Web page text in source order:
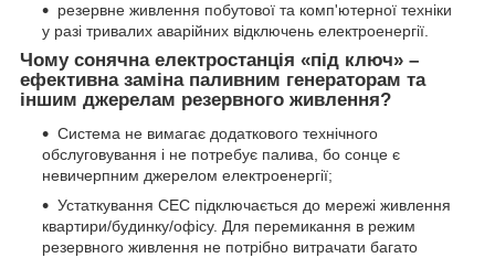
резервне живлення побутової та комп'ютерної техніки
у разі тривалих аварійних відключень електроенергії.
Чому сонячна електростанція «під ключ» –
ефективна заміна паливним генераторам та
іншим джерелам резервного живлення?
Система не вимагає додаткового технічного
обслуговування і не потребує палива, бо сонце є
невичерпним джерелом електроенергії;
Устаткування СЕС підключається до мережі живлення
квартири/будинку/офісу. Для перемикання в режим
резервного живлення не потрібно витрачати багато